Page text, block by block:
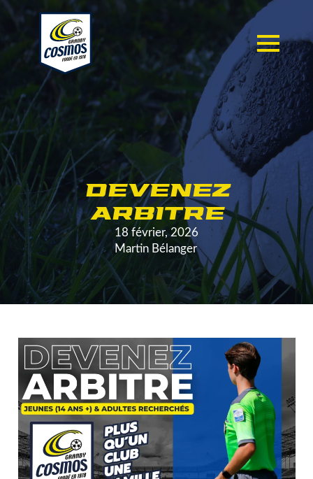
DEVENEZ
ARBITRE
18 février, 2026
Martin Bélanger